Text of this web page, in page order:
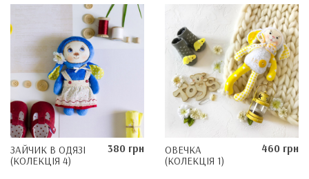
ЗАЙЧИК В ОДЯЗІ
(КОЛЕКЦІЯ 4)
380 грн
ОВЕЧКА
(КОЛЕКЦІЯ 1)
460 грн